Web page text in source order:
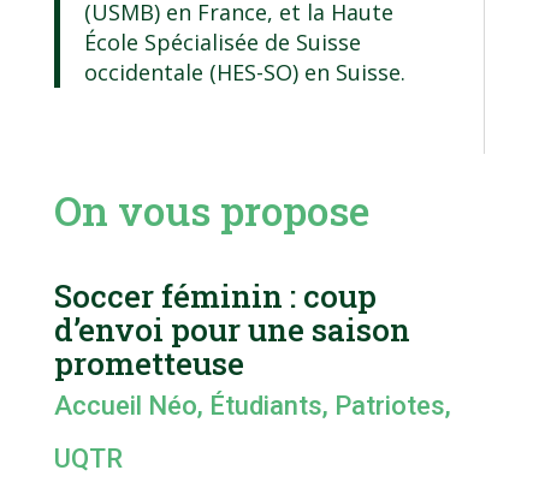
(USMB) en France, et la Haute
École Spécialisée de Suisse
occidentale (HES-SO) en Suisse.
On vous propose
Soccer féminin : coup
d’envoi pour une saison
prometteuse
Accueil Néo, Étudiants, Patriotes,
UQTR